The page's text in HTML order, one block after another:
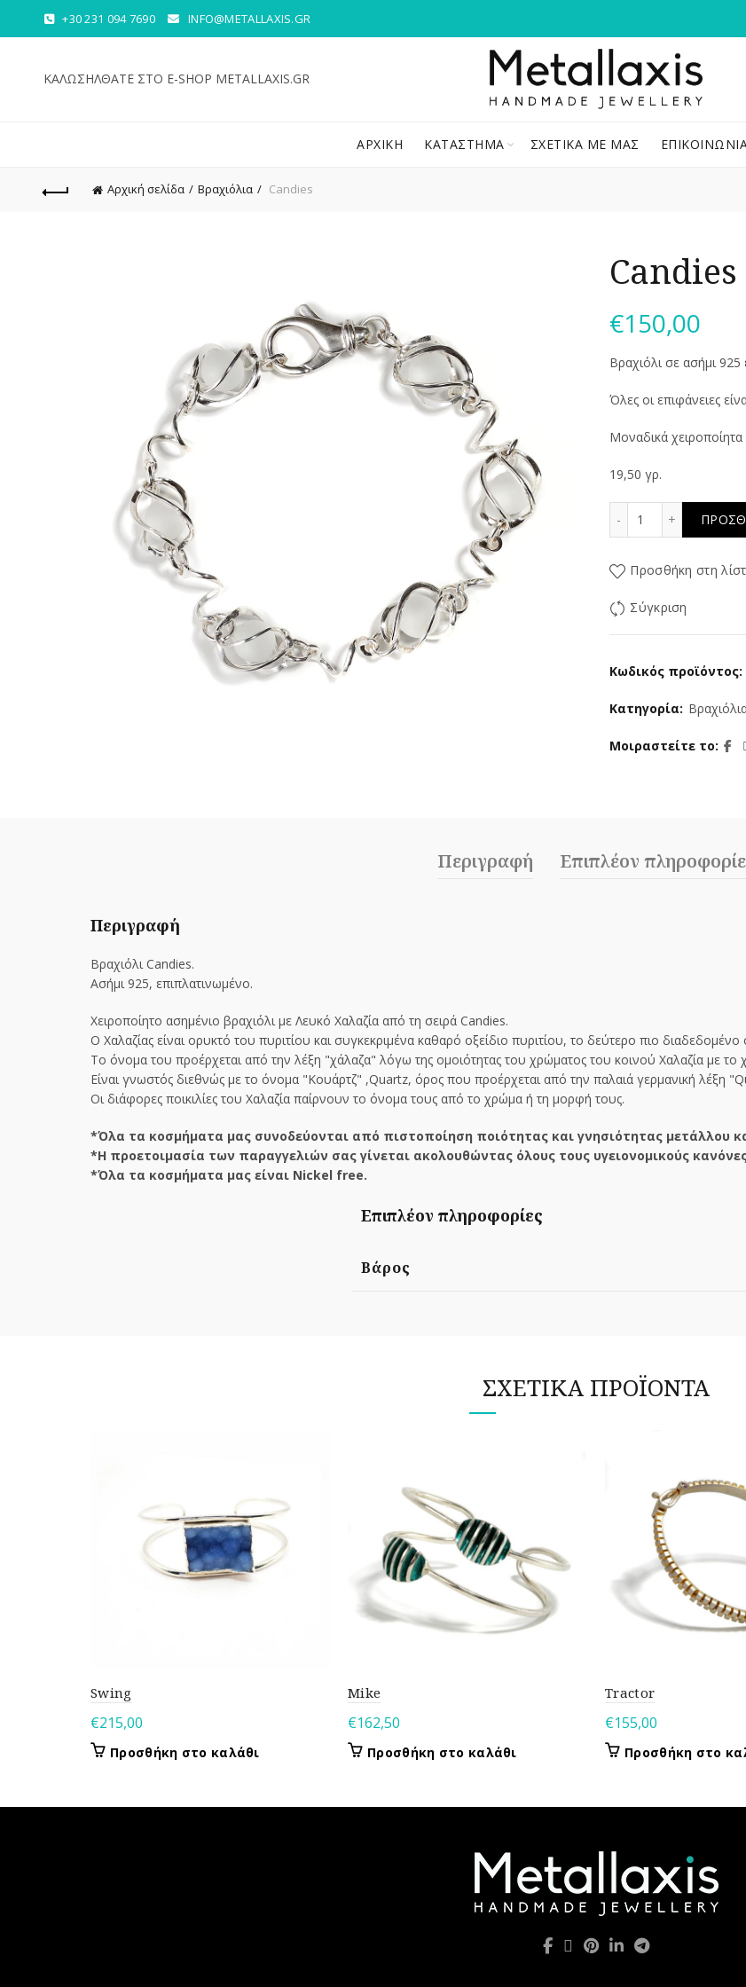
+30 231 094 7690 INFO@METALLAXIS.GR
ΚΑΛΩΣΗΛΘΑΤΕ ΣΤΟ E-SHOP METALLAXIS.GR
ΑΡΧΙΚΉ ΚΑΤΆΣΤΗΜΑ ΣΧΕΤΙΚΆ ΜΕ ΜΑΣ
Αρχική σελίδα Βραχιόλια Candies
Candies
€150,00
Βραχιόλι σε ασήμι
Όλες οι επιφάνειες
Μοναδικά
19,50 γρ.
Προσθήκη στη
Σύγκριση
Κωδικός προϊόντος:
Κατηγορία:
Μοιραστείτε το
Περιγραφή Επιπλέον
Περιγραφή
Βραχιόλι Candies.
Ασήμι 925, επιπλατινωμένo.
Χειροποίητο ασημένιο βραχιόλι με Λευκό Χαλαζία από τη σειρά Candies.
Ο Χαλαζίας είναι ορυκτό του πυριτίου και συγκεκριμένα καθαρό οξείδιο πυριτίου, το δεύτερο πιο
Το όνομα του προέρχεται από την λέξη "χάλαζα" λόγω της ομοιότητας του χρώματος του κοινού Χαλαζία με το
Είναι γνωστός διεθνώς με το όνομα "Κουάρτζ" ,Quartz, όρος που προέρχεται από την παλαιά γερμανική λέξη
Οι διάφορες ποικιλίες του Χαλαζία παίρνουν το όνομα τους από το χρώμα ή τη μορφή τους.
*Όλα τα κοσμήματα μας συνοδεύονται από πιστοποίηση ποιότητας και γνησιότητας μετάλλου
*Η προετοιμασία των παραγγελιών σας γίνεται ακολουθώντας όλους τους υγειονομικούς
*Όλα τα κοσμήματα μας είναι Nickel free.
Επιπλέον πληροφορίες
Βάρος
ΣΧΕΤΙΚΆ ΠΡΟΪΌΝΤΑ
Swing
€215,00
Προσθήκη στο καλάθι
Mike
€162,50
Προσθήκη στο καλάθι
Tractor
€155,00
Προσθήκη στο